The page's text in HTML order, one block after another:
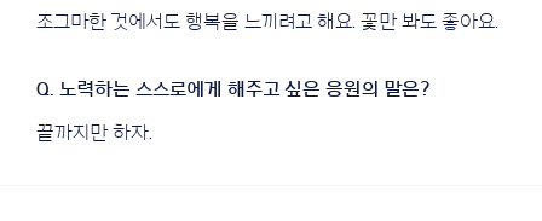
조그마한 것에서도 행복을 느끼려고 해요. 꽃만 봐도 좋아요.
끝까지만 하자.